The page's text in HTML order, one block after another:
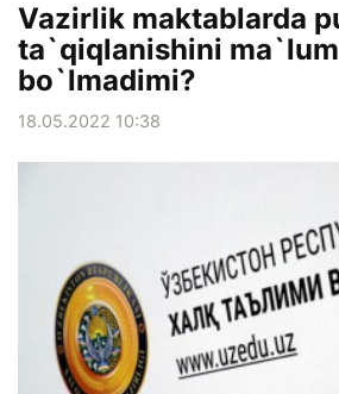
Vazirlik maktablarda
ta`qiqlanishini
bo`lmadimi?
18.05.2022 10:38